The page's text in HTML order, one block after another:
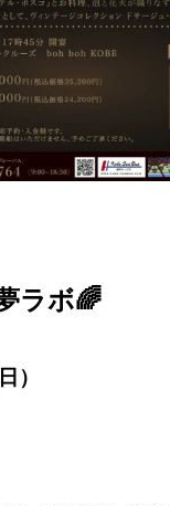
ラボ🌈
）